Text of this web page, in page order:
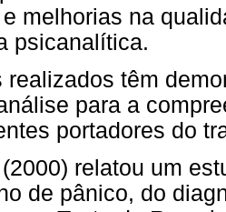
melhorias na
psicanalítica.
realizados têm
para a
portadores do
relatou um
de pânico, do